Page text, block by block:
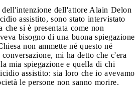
dell'intenzione dell'attore Alain Delon
assistito, sono stato intervistato
che si è presentata come non
bisogno di una buona spiegazione
non ammette né questo né
mi ha detto che c'era
mia spiegazione e quella di chi
assistito: sia loro che io avevamo
le persone non sanno morire.